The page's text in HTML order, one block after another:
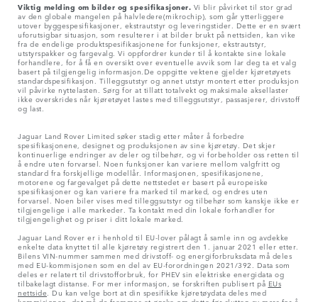
Viktig melding om bilder og spesifikasjoner. Vi blir påvirket til stor grad
av den globale mangelen på halvledere(mikrochip), som går ytterliggere
utover byggespesifikasjoner, ekstrautstyr og leveringstider. Dette er en svært
uforutsigbar situasjon, som resulterer i at bilder brukt på nettsiden, kan vike
fra de endelige produktspesifikasjonene for funksjoner, ekstrautstyr,
utstyrspakker og fargevalg. Vi oppfordrer kunder til å kontakte sine lokale
forhandlere, for å få en oversikt over eventuelle avvik som lar deg ta et valg
basert på tilgjengelig informasjon.De oppgitte vektene gjelder kjøretøyets
standardspesifikasjon. Tilleggsutstyr og annet utstyr montert etter produksjon
vil påvirke nyttelasten. Sørg for at tillatt totalvekt og maksimale aksellaster
ikke overskrides når kjøretøyet lastes med tilleggsutstyr, passasjerer, drivstoff
og last.
Jaguar Land Rover Limited søker stadig etter måter å forbedre
spesifikasjonene, designet og produksjonen av sine kjøretøy. Det skjer
kontinuerlige endringer av deler og tilbehør, og vi forbeholder oss retten til
å endre uten forvarsel. Noen funksjoner kan variere mellom valgfritt og
standard fra forskjellige modellår. Informasjonen, spesifikasjonene,
motorene og fargevalget på dette nettstedet er basert på europeiske
spesifikasjoner og kan variere fra marked til marked, og endres uten
forvarsel. Noen biler vises med tilleggsutstyr og tilbehør som kanskje ikke er
tilgjengelige i alle markeder. Ta kontakt med din lokale forhandler for
tilgjengelighet og priser i ditt lokale marked.
Jaguar Land Rover er i henhold til EU-lover pålagt å samle inn og avdekke
enkelte data knyttet til alle kjøretøy registrert den 1. januar 2021 eller etter.
Bilens VIN-nummer sammen med drivstoff- og energiforbruksdata må deles
med EU-kommisjonen som en del av EU-forordningen 2021/392. Data som
deles er relatert til drivstofforbruk, for PHEV sin elektriske energidata og
tilbakelagt distanse. For mer informasjon, se forskriften publisert på EUs
nettside. Du kan velge bort at din spesifikke kjøretøydata deles med